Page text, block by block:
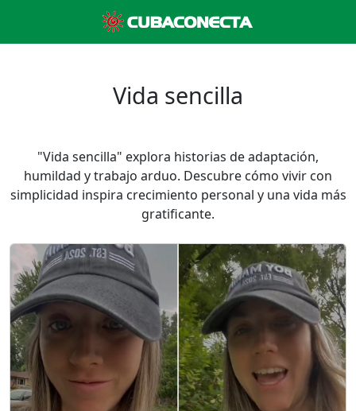
Vida sencilla
"Vida sencilla" explora historias de adaptación,
humildad y trabajo arduo. Descubre cómo vivir con
simplicidad inspira crecimiento personal y una vida más
gratificante.